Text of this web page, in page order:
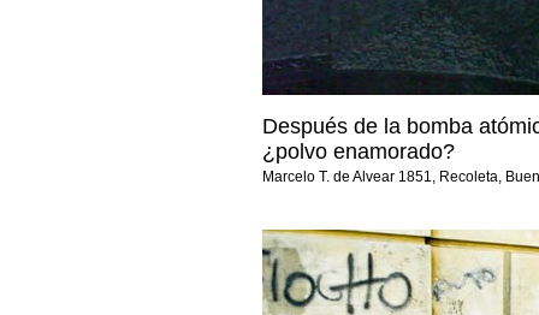
Después de la bomba
¿polvo enamorado?
Marcelo T. de Alvear 1851, Recoleta,